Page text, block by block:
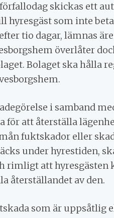
skickas ett
hyresgäst som inte
tio dagar, lämnas
överlåter
Bolaget ska hålla
i samband
för att återställa
fuktskador eller
under hyrestiden,
rimligt att hyresgästen
återställandet av den.
som är uppsåtlig